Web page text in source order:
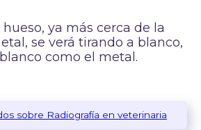
ya más cerca de la
se verá tirando a blanco,
como el metal.
sobre Radiografía en veterinaria